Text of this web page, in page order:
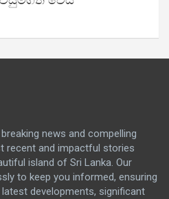
news and compelling
recent and impactful stories
island of Sri Lanka. Our
to keep you informed, ensuring
developments, significant